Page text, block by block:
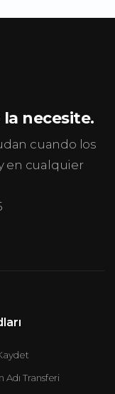
necesite.
cuando los
en cualquier
Adı Transferi